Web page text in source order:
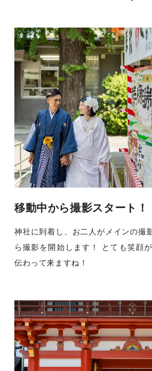
移動中から撮影スタート！
神社に到着し、お二人がメインの撮
ら撮影を開始します！ とても笑顔
伝わって来ますね！